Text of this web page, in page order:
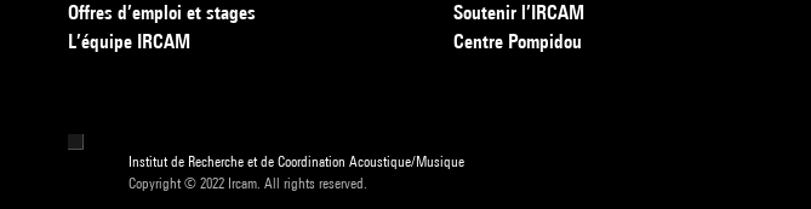
Offres d’emploi et stages
L’équipe IRCAM
Soutenir l’IRCAM
Centre Pompidou
Institut de Recherche et de Coordination Acoustique/Musique
Copyright © 2022 Ircam. All rights reserved.